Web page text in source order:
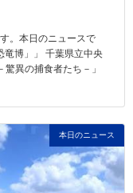
。本日のニュースで
竜博」」 千葉県立中央
異の捕食者たち－」
本日のニュース